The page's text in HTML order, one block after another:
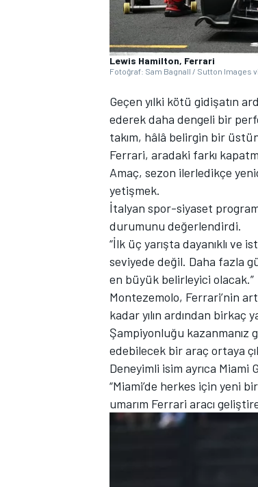
WRC
TÜRK SPORCULAR
Lewis Hamilton, Ferrari
Fotoğraf: Sam Bagnall / Sutton Images
Geçen yılki kötü gidişatın
ederek daha dengeli bir
takım, hâlâ belirgin bir
Ferrari, aradaki farkı
Amaç, sezon ilerledikçe
yetişmek.
İtalyan spor-siyaset
durumunu değerlendirdi.
“İlk üç yarışta dayanıklı
seviyede değil. Daha fazla
en büyük belirleyici olacak.”
Montezemolo, Ferrari’nin
kadar yılın ardından
Şampiyonluğu kazanmanız
edebilecek bir araç ortaya
Deneyimli isim ayrıca Miami
“Miami’de herkes için yeni
umarım Ferrari aracı